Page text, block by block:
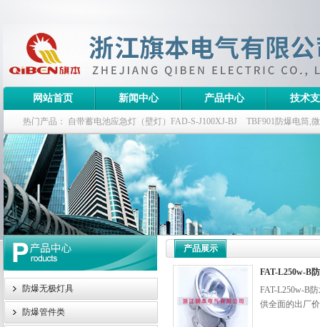
网站首页 新闻中心 产品中心 技术
热门产品： 自带蓄电池应急灯（壁灯）FAD-S-J100XJ-BJ TBF901防爆电筒,
栏式无极灯 G9960-W120W长寿无极工厂灯,三防无极灯
防爆泛光灯
防爆无极灯具
防爆管件类
产品展示
FAT-L250w-B
FAT-L250w-B
供全面的出厂